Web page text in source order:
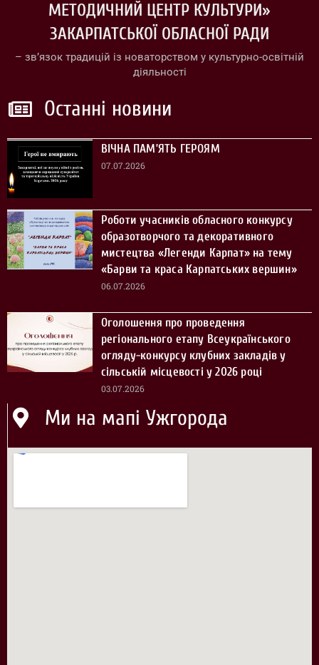
МЕТОДИЧНИЙ ЦЕНТР КУЛЬТУРИ»
ЗАКАРПАТСЬКОЇ ОБЛАСНОЇ РАДИ
– зв’язок традицій із новаторством у культурно-освітній
діяльності
Останні новини
ВІЧНА ПАМ’ЯТЬ ГЕРОЯМ
07.07.2026
Роботи учасників обласного конкурсу
образотворчого та декоративного
мистецтва «Легенди Карпат» на тему
«Барви та краса Карпатських вершин»
06.07.2026
Оголошення про проведення
регіонального етапу Всеукраїнського
огляду-конкурсу клубних закладів у
сільській місцевості у 2026 році
03.07.2026
Ми на мапі Ужгорода